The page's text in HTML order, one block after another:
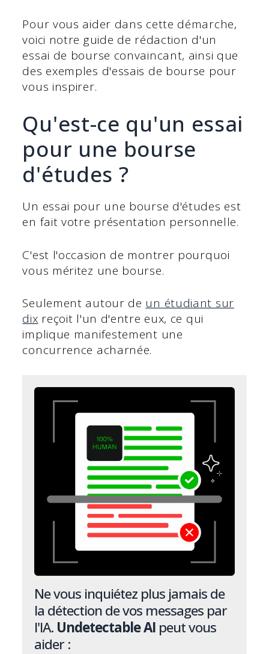
Pour vous aider dans cette démarche,
voici notre guide de rédaction d'un
essai de bourse convaincant, ainsi que
des exemples d'essais de bourse pour
vous inspirer.
Qu'est-ce qu'un essai
pour une bourse
d'études ?
Un essai pour une bourse d'études est
en fait votre présentation personnelle.
C'est l'occasion de montrer pourquoi
vous méritez une bourse.
Seulement autour de un étudiant sur
dix reçoit l'un d'entre eux, ce qui
implique manifestement une
concurrence acharnée.
Ne vous inquiétez plus jamais de
la détection de vos messages par
l'IA. Undetectable AI peut vous
aider :